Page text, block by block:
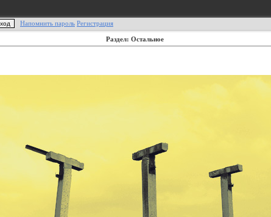
Напомнить пароль Регистрация
Раздел: Остальное